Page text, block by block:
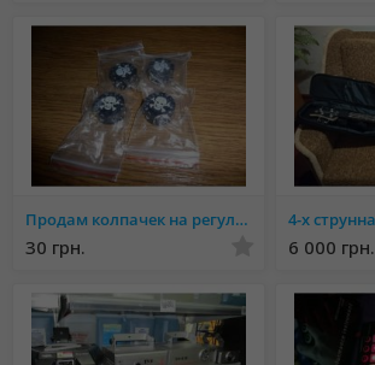
Продам колпачек на регулятор для элетрогитары!!
30 грн. 6 000 грн.